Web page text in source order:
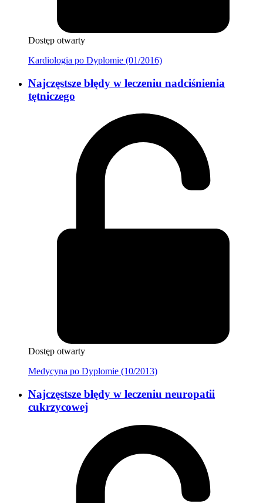
Dostęp otwarty
Kardiologia po Dyplomie (01/2016)
Najczęstsze błędy w leczeniu nadciśnienia
tętniczego
Dostęp otwarty
Medycyna po Dyplomie (10/2013)
Najczęstsze błędy w leczeniu neuropatii
cukrzycowej